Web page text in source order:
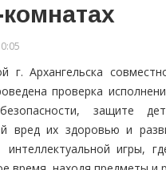
комнатах
г. Архангельска
проверка
защите
вред их здоровью и
интеллектуальной игры,